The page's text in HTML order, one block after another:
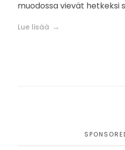
muodossa vievät hetkeksi
Lue lisää